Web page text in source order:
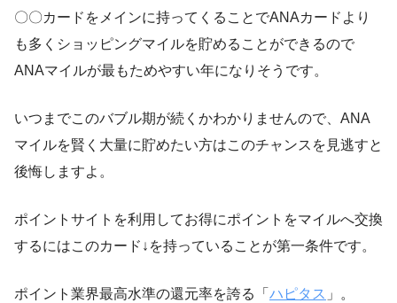
〇〇カードをメインに持ってくることでANAカードより
も多くショッピングマイルを貯めることができるので
ANAマイルが最もためやすい年になりそうです。
いつまでこのバブル期が続くかわかりませんので、ANA
マイルを賢く大量に貯めたい方はこのチャンスを見逃すと
後悔しますよ。
ポイントサイトを利用してお得にポイントをマイルへ交換
するにはこのカード↓を持っていることが第一条件です。
ポイント業界最高水準の還元率を誇る「 ハピタス 」。